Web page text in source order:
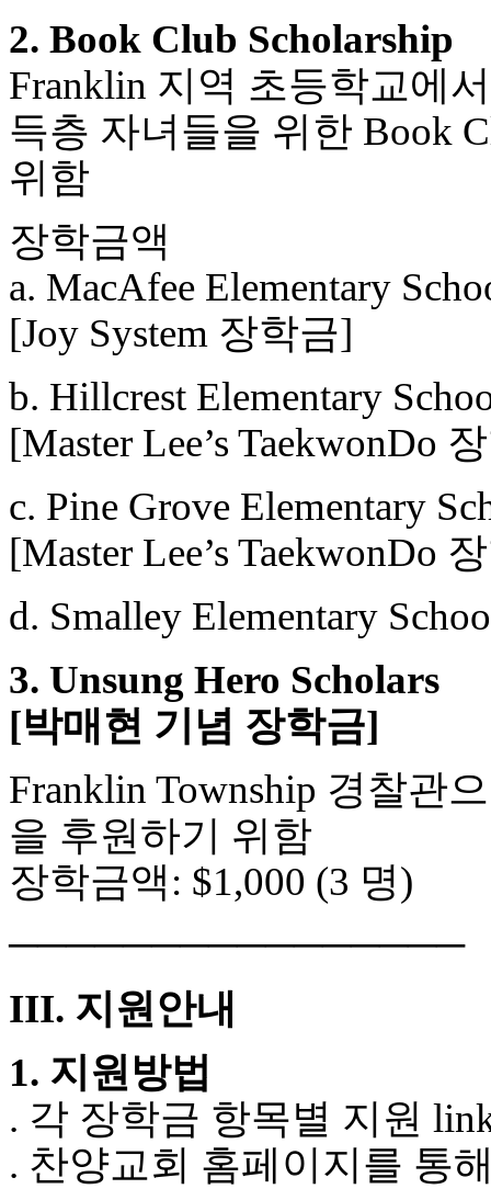
2. Book Club Scholarship
Franklin 지역 초등학교에
득층 자녀들을 위한 Book
위함
장학금액
a. MacAfee Elementary
[Joy System 장학금]
b. Hillcrest Elementary
[Master Lee’s TaekwonDo
c. Pine Grove Elementary
[Master Lee’s TaekwonDo
d. Smalley Elementary
3. Unsung Hero Scholars
[박매현 기념 장학금]
Franklin Township 경찰관
을 후원하기 위함
장학금액: $1,000 (3 명)
────────────────
III. 지원안내
1. 지원방법
. 각 장학금 항목별 지원
. 찬양교회 홈페이지를 통